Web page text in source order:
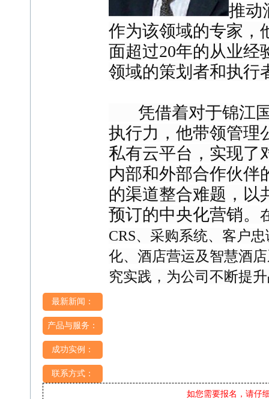
推动
作为该领域的专家，
面超过20年的从业经
领域的策划者和执行
凭借着对于锦江国
执行力，他带领管理
私有云平台，实现了
内部和外部合作伙伴
的渠道整合难题，以
预订的中央化营销。
CRS、采购系统、客户
化、酒店营运及智慧酒
究实践，为公司不断提
最新新闻：
产品与服务：
成功实例：
联系方式：
如您需要报名，请仔